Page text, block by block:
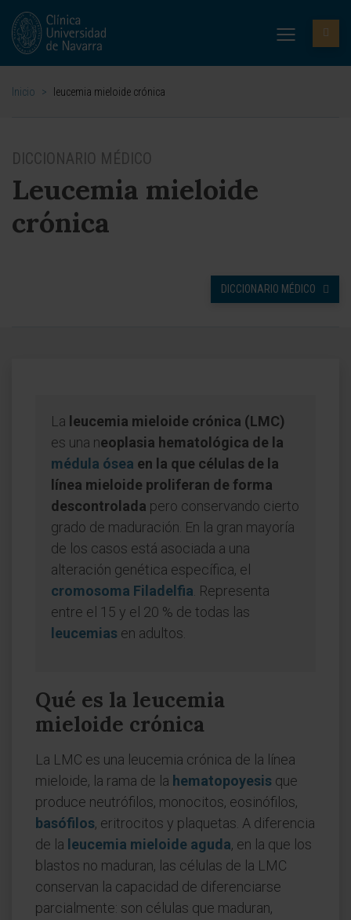
Inicio > leucemia mieloide crónica
DICCIONARIO MÉDICO
Leucemia mieloide
crónica
DICCIONARIO MÉDICO
La leucemia mieloide crónica (LMC)
es una neoplasia hematológica de la
médula ósea en la que células de la
línea mieloide proliferan de forma
descontrolada pero conservando cierto
grado de maduración. En la gran mayoría
de los casos está asociada a una
alteración genética específica, el
cromosoma Filadelfia . Representa
entre el 15 y el 20 % de todas las
leucemias en adultos.
Qué es la leucemia
mieloide crónica
La LMC es una leucemia crónica de la línea
mieloide, la rama de la hematopoyesis que
produce neutrófilos, monocitos, eosinófilos,
basófilos, eritrocitos y plaquetas. A diferencia
de la leucemia mieloide aguda, en la que los
blastos no maduran, las células de la LMC
conservan la capacidad de diferenciarse
parcialmente: son células que maduran,